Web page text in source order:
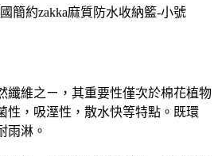
國簡約zakka麻質防水收納籃-小號
纖維之ㄧ，其重要性僅次於棉花植物
性，吸溼性，散水快等特點。既環
雨淋。